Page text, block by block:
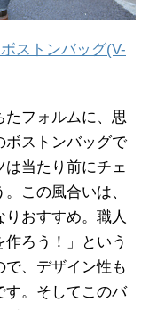
ストンバッグ(V-
たフォルムに、思
ボストンバッグで
当たり前にチェ
この風合いは、
おすすめ。職人
ろう！」という
で、デザイン性も
す。そしてこのバ